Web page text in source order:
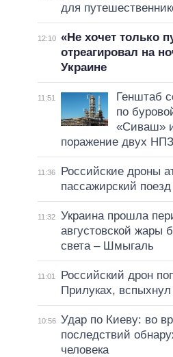
для
12:10 «Не хочет только
отреагировал на
Украине
11:51
Генштаб
по
«Сиваш»
поражение двух НПЗ
11:36
Российские дроны
пассажирский
11:32
Украина прошла
августовской жары
света – Шмыгаль
11:01
Российский дрон
Прилуках,
10:56 Удар по Киеву: во
последствий
человека